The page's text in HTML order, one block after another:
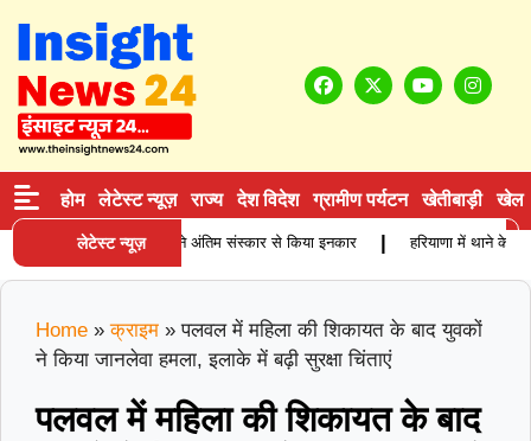
होम लेटेस्ट न्यूज़ राज्य देश विदेश ग्रामीण पर्यटन खेतीबाड़ी खेल
लेटेस्ट न्यूज़
कारोबारी की मौत, बेटियों ने अंतिम संस्कार से किया इनकार हरियाणा में थाने के
Home » क्राइम »पलवल में महिला की शिकायत के बाद युवकों
ने किया जानलेवा हमला, इलाके में बढ़ी सुरक्षा चिंताएं
पलवल में महिला की शिकायत के बाद